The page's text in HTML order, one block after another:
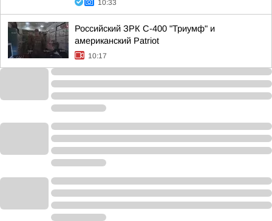
10:33
Российский ЗРК С-400 "Триумф" и
американский Patriot
10:17